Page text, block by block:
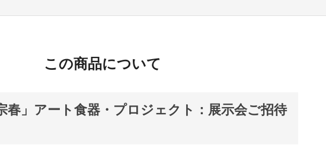
この商品について
春」アート食器・プロジェクト：展示会ご招待